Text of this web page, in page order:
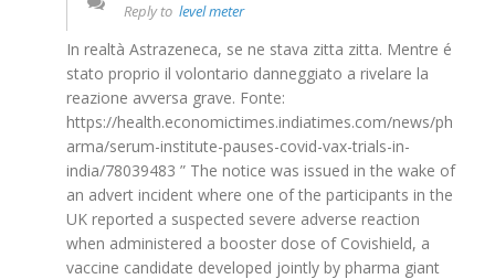
Reply to level meter
In realtà Astrazeneca, se ne stava zitta zitta. Mentre é
stato proprio il volontario danneggiato a rivelare la
reazione avversa grave. Fonte:
https://health.economictimes.indiatimes.com/news/ph
arma/serum-institute-pauses-covid-vax-trials-in-
india/78039483 ” The notice was issued in the wake of
an advert incident where one of the participants in the
UK reported a suspected severe adverse reaction
when administered a booster dose of Covishield, a
vaccine candidate developed jointly by pharma giant